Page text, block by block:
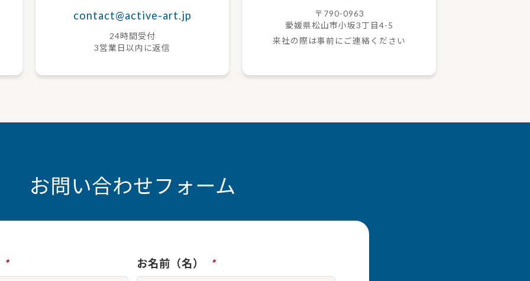
contact@active-art.jp
24時間受付
3営業日以内に返信
〒790-0963
愛媛県松山市小坂3丁目4-5
来社の際は事前にご連絡ください
お問い合わせフォーム
* お名前（名） *